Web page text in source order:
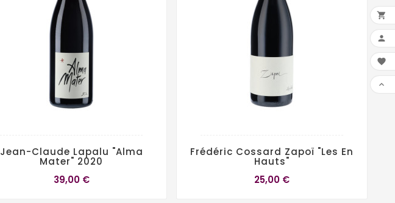
Jean-Claude Lapalu "Alma
Mater" 2020
39,00 €
Frédéric Cossard Zapoï "Les En
Hauts"
25,00 €



